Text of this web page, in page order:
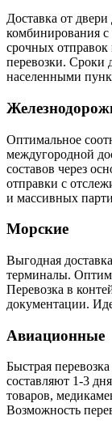
Доставка от
комбинирования
срочных
перевозки. Сроки
населенными
Оптимальное
междугородной
составов через
отправки с
и массивных
Морские
Выгодная
терминалы.
Перевозка в
документации.
Авиационные
Быстрая
составляют 1-3
товаров,
Возможность